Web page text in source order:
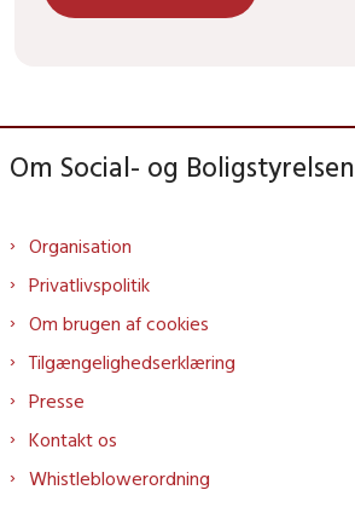
Om Social- og Boligstyrelsen
Organisation
Privatlivspolitik
Om brugen af cookies
Tilgængelighedserklæring
Presse
Kontakt os
Whistleblowerordning